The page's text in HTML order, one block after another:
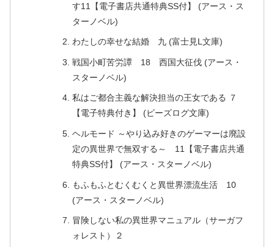
す11【電子書店共通特典SS付】 (アース・ス
ターノベル)
わたしの幸せな結婚 九 (富士見L文庫)
戦国小町苦労譚 18 西国大征伐 (アース・
スターノベル)
私はご都合主義な解決担当の王女である ７
【電子特典付き】 (ビーズログ文庫)
ヘルモード ～やり込み好きのゲーマーは廃設
定の異世界で無双する～ 11【電子書店共通
特典SS付】 (アース・スターノベル)
もふもふとむくむくと異世界漂流生活 10
(アース・スターノベル)
冒険しない私の異世界マニュアル（サーガフ
ォレスト）２